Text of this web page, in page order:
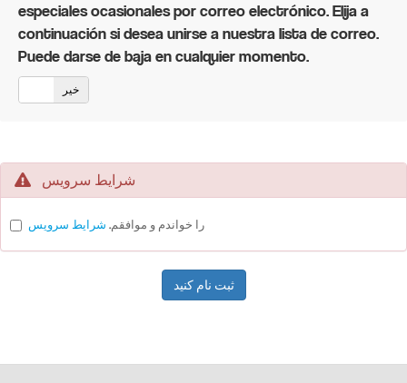
especiales ocasionales por correo electrónico. Elija a
continuación si desea unirse a nuestra lista de correo.
Puede darse de baja en cualquier momento.
خیر
شرایط سرویس
را خواندم و موافقم. شرایط سرویس